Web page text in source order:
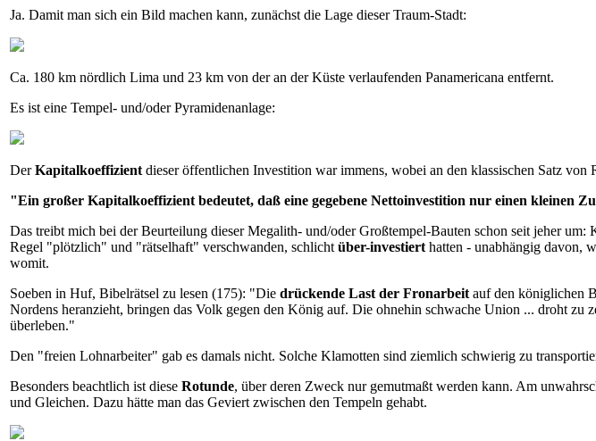
Ja. Damit man sich ein Bild machen kann, zunächst die Lage dieser Traum-Stadt:
Ca. 180 km nördlich Lima und 23 km von der an der Küste verlaufenden Panamericana entfernt.
Es ist eine Tempel- und/oder Pyramidenanlage:
DerKapitalkoeffizient dieser öffentlichen Investition war immens, wobei an den klassischen Satz von
"Ein großer Kapitalkoeffizient bedeutet, daß eine gegebene Nettoinvestition nur einen kleinen
Das treibt mich bei der Beurteilung dieser Megalith- und/oder Großtempel-Bauten schon seit jeher um:
Regel "plötzlich" und "rätselhaft" verschwanden, schlicht über-investiert hatten - unabhängig davon,
womit.
Soeben in Huf, Bibelrätsel zu lesen (175): "Die drückende Last der Fronarbeit auf den königlichen
Nordens heranzieht, bringen das Volk gegen den König auf. Die ohnehin schwache Union ... droht zu
überleben."
Den "freien Lohnarbeiter" gab es damals nicht. Solche Klamotten sind ziemlich schwierig zu
Besonders beachtlich ist diese Rotunde, über deren Zweck nur gemutmaßt werden kann. Am
und Gleichen. Dazu hätte man das Geviert zwischen den Tempeln gehabt.